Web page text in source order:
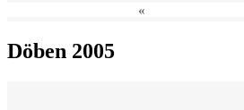
«
Döben 2005